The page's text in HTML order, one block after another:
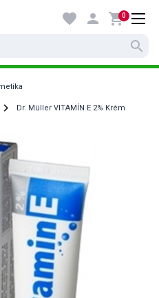
search
favorite person shopping_cart0
Dr. Müller VITAMÍN E 2% Krém